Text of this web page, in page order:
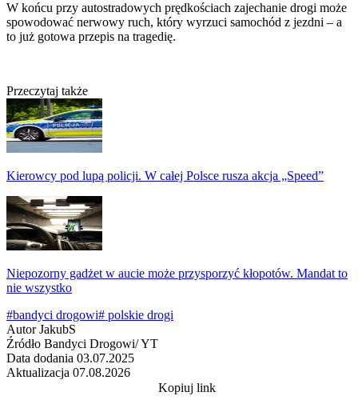
W końcu przy autostradowych prędkościach zajechanie drogi może
spowodować nerwowy ruch, który wyrzuci samochód z jezdni – a
to już gotowa przepis na tragedię.
Przeczytaj także
Kierowcy pod lupą policji. W całej Polsce rusza akcja „Speed”
Niepozorny gadżet w aucie może przysporzyć kłopotów. Mandat to
nie wszystko
#bandyci drogowi# polskie drogi
Autor JakubS
Źródło Bandyci Drogowi/ YT
Data dodania 03.07.2025
Aktualizacja 07.08.2026
Kopiuj link